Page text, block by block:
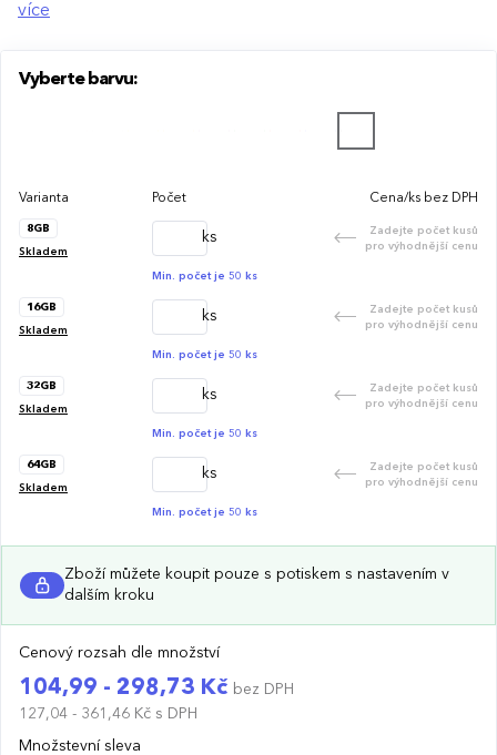
technologii potisku s ohledem na design i váš rozpočet.
více
Vyberte barvu:
Varianta Počet Cena/ks bez DPH
8GB
Skladem
ks
Zadejte počet kusů
pro výhodnější cenu
Min. počet je 50 ks
16GB
Skladem
ks
Zadejte počet kusů
pro výhodnější cenu
Min. počet je 50 ks
32GB
Skladem
ks
Zadejte počet kusů
pro výhodnější cenu
Min. počet je 50 ks
64GB
Skladem
ks
Zadejte počet kusů
pro výhodnější cenu
Min. počet je 50 ks
Zboží můžete koupit pouze s potiskem s nastavením v
dalším kroku
Cenový rozsah dle množství
104,99 - 298,73 Kč bez DPH
127,04 - 361,46 Kč s DPH
Množstevní sleva